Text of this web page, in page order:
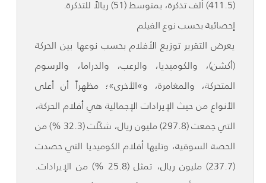
إحصائية بحسب نوع الفيلم
يعرض التقرير توزيع الأفلام بحسب نوعها بين الحركة
(أكشن)، والكوميديا، والرعب، والدراما، والرسوم
المتحركة، والمغامرة، و»الأخرى»؛ مظهراً أن أعلى
الأنواع من حيث الإيرادات الإجمالية هي أفلام الحركة،
التي جمعت (297.8) مليون ريال، شكّلت (32.3 %) من
الحصة السوقية، وتليها أفلام الكوميديا التي حصدت
(237.7) مليون ريال، تمثل (25.8 %) من الإيرادات.